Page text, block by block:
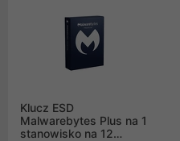
Klucz ESD
Malwarebytes Plus na 1
stanowisko na 12